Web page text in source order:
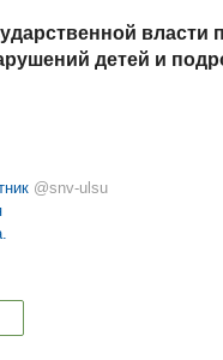
власти
детей и
@snv-ulsu